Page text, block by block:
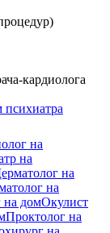
кардиолога
на
на
на
на
на домОкулист
Проктолог на